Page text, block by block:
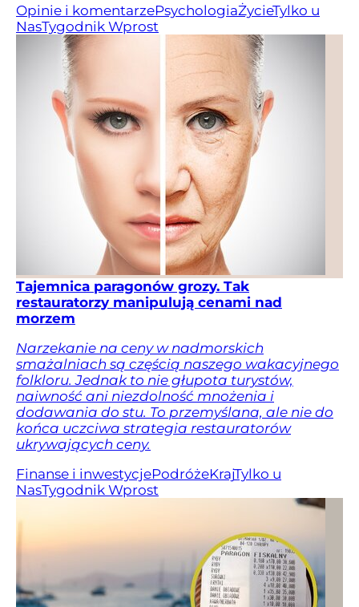
Opinie i komentarzePsychologiaŻycieTylko u
NasTygodnik Wprost
Tajemnica paragonów grozy. Tak
restauratorzy manipulują cenami nad
morzem
Narzekanie na ceny w nadmorskich
smażalniach są częścią naszego wakacyjnego
folkloru. Jednak to nie głupota turystów,
naiwność ani niezdolność mnożenia i
dodawania do stu. To przemyślana, ale nie do
końca uczciwa strategia restauratorów
ukrywających ceny.
Finanse i inwestycjePodróżeKrajTylko u
NasTygodnik Wprost